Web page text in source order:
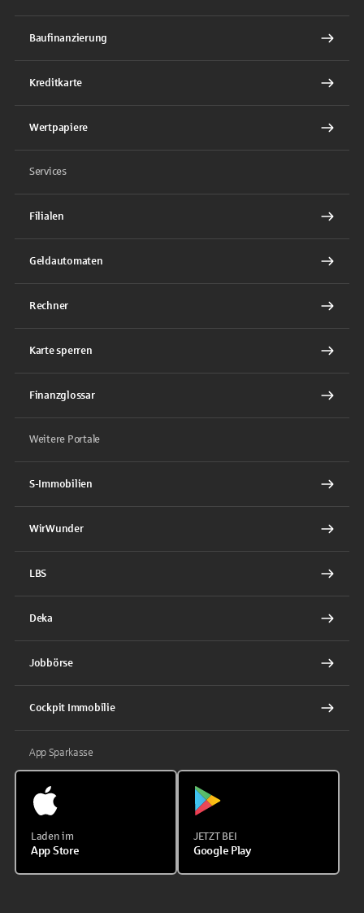
Baufinanzierung
Kreditkarte
Wertpapiere
Services
Filialen
Geldautomaten
Rechner
Karte sperren
Finanzglossar
Weitere Portale
S-Immobilien
WirWunder
LBS
Deka
Jobbörse
Cockpit Immobilie
App Sparkasse
Laden im
App Store
JETZT BEI
Google Play